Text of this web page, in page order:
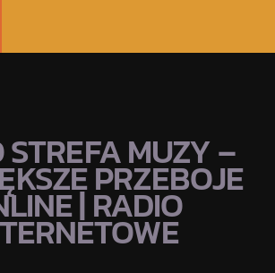
STREFA MUZY –
PRZEBOJE
| RADIO